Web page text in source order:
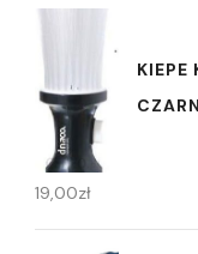
KIEPE
19,00zł